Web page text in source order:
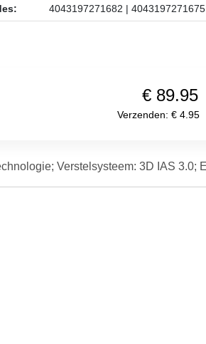
4043197271682 | 4043197271675
€ 89.95
Verzenden: € 4.95